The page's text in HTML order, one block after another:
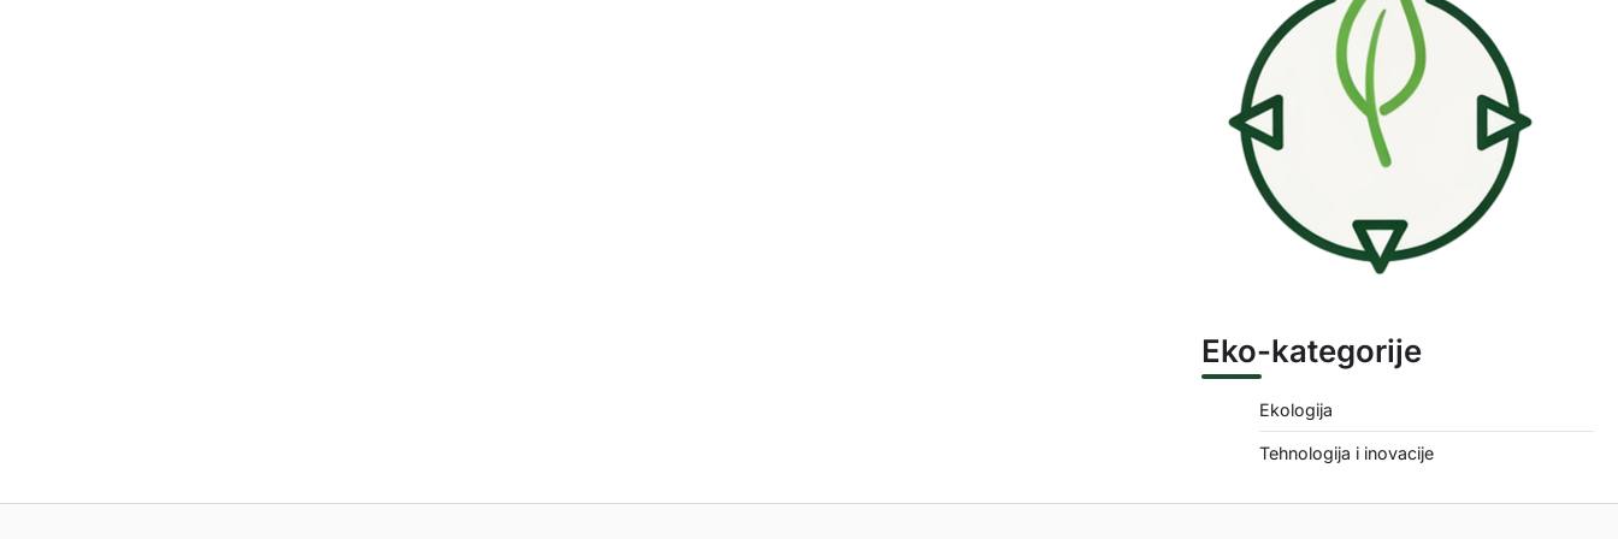
Eko-kategorije
Ekologija
Tehnologija i inovacije